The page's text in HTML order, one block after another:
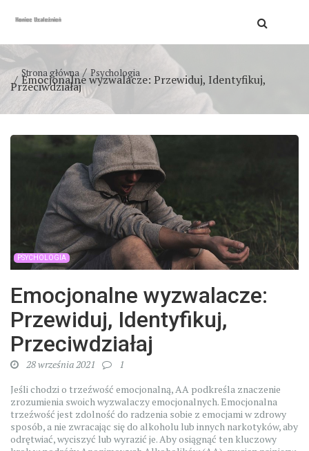
Strona główna Psychologia
Emocjonalne wyzwalacze: Przewiduj, Identyfikuj,
Przeciwdziałaj
PSYCHOLOGIA
Emocjonalne wyzwalacze:
Przewiduj, Identyfikuj,
Przeciwdziałaj
28 września 2021
1
Jeśli chodzi o trzeźwość emocjonalną, AA podkreśla znaczenie
zrozumienia swoich wyzwalaczy emocjonalnych. Emocjonalna
trzeźwość jest zdolność do radzenia sobie z emocjami w zdrowy
sposób, a nie zwracając się do alkoholu lub innych narkotyków, aby
odrętwiać, wyciszyć lub wyrazić je. Aby osiągnąć ten kluczowy